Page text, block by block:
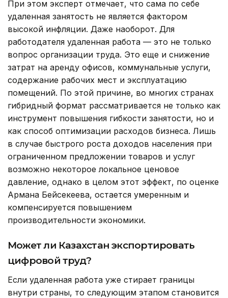
При этом эксперт отмечает, что сама по себе
удаленная занятость не является фактором
высокой инфляции. Даже наоборот. Для
работодателя удаленная работа — это не только
вопрос организации труда. Это еще и снижение
затрат на аренду офисов, коммунальные услуги,
содержание рабочих мест и эксплуатацию
помещений. По этой причине, во многих странах
гибридный формат рассматривается не только как
инструмент повышения гибкости занятости, но и
как способ оптимизации расходов бизнеса. Лишь
в случае быстрого роста доходов населения при
ограниченном предложении товаров и услуг
возможно некоторое локальное ценовое
давление, однако в целом этот эффект, по оценке
Армана Бейсекеева, остается умеренным и
компенсируется повышением
производительности экономики.
Может ли Казахстан экспортировать
цифровой труд?
Если удаленная работа уже стирает границы
внутри страны, то следующим этапом становится